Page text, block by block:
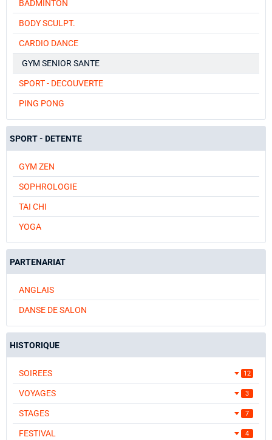
BADMINTON
BODY SCULPT.
CARDIO DANCE
GYM SENIOR SANTE
SPORT - DECOUVERTE
PING PONG
SPORT - DETENTE
GYM ZEN
SOPHROLOGIE
TAI CHI
YOGA
PARTENARIAT
ANGLAIS
DANSE DE SALON
HISTORIQUE
SOIREES 12
VOYAGES 3
STAGES 7
FESTIVAL 4